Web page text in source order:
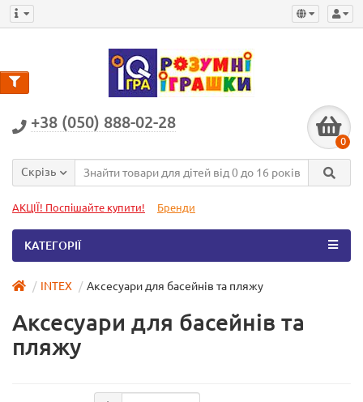
+38 (050) 888-02-28
0
Скрізь
АКЦІЇ! Поспішайте купити! Бренди
КАТЕГОРІЇ
INTEX Аксесуари для басейнів та пляжу
Аксесуари для басейнів та
пляжу